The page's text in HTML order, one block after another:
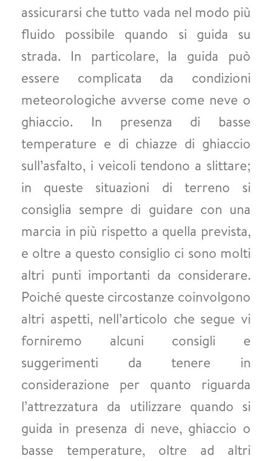
assicurarsi che tutto vada nel modo più
fluido possibile quando si guida su
strada. In particolare, la guida può
essere complicata da condizioni
meteorologiche avverse come neve o
ghiaccio. In presenza di basse
temperature e di chiazze di ghiaccio
sull’asfalto, i veicoli tendono a slittare;
in queste situazioni di terreno si
consiglia sempre di guidare con una
marcia in più rispetto a quella prevista,
e oltre a questo consiglio ci sono molti
altri punti importanti da considerare.
Poiché queste circostanze coinvolgono
altri aspetti, nell’articolo che segue vi
forniremo alcuni consigli e
suggerimenti da tenere in
considerazione per quanto riguarda
l’attrezzatura da utilizzare quando si
guida in presenza di neve, ghiaccio o
basse temperature, oltre ad altri